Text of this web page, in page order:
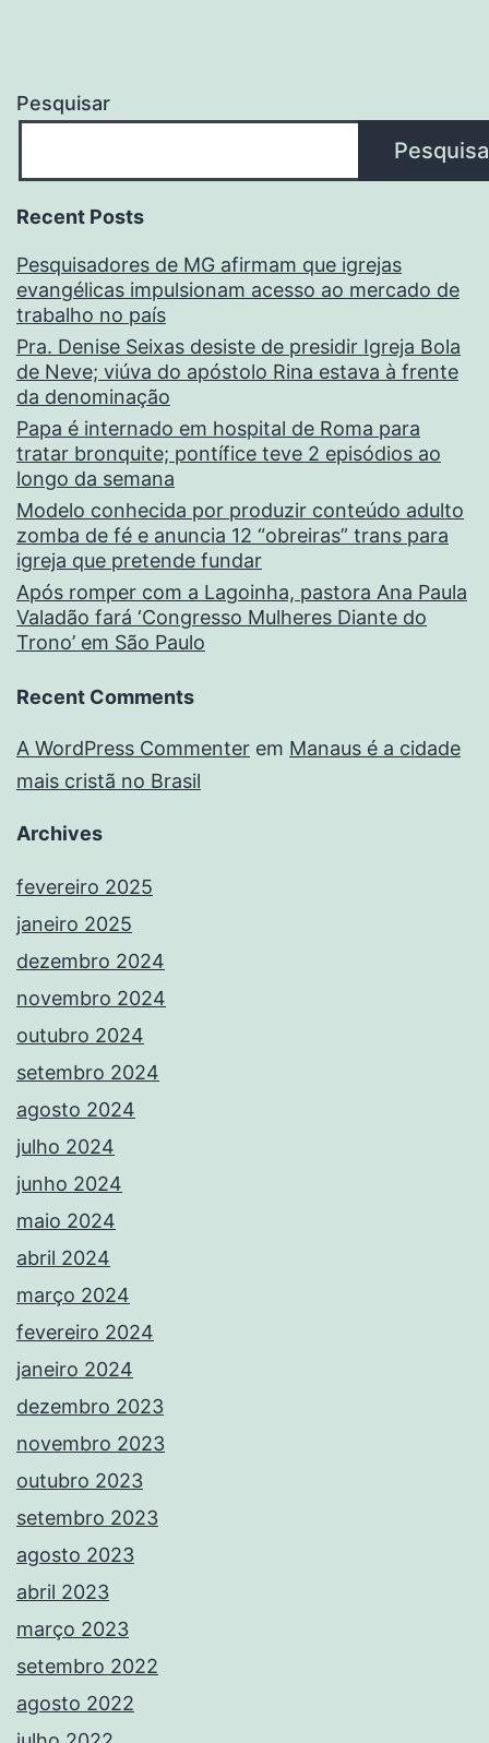
Pesquisar
Recent Posts
Pesquisadores de MG afirmam que igrejas
evangélicas impulsionam acesso ao mercado de
trabalho no país
Pra. Denise Seixas desiste de presidir Igreja Bola
de Neve; viúva do apóstolo Rina estava à frente
da denominação
Papa é internado em hospital de Roma para
tratar bronquite; pontífice teve 2 episódios ao
longo da semana
Modelo conhecida por produzir conteúdo adulto
zomba de fé e anuncia 12 “obreiras” trans para
igreja que pretende fundar
Após romper com a Lagoinha, pastora Ana Paula
Valadão fará ‘Congresso Mulheres Diante do
Trono’ em São Paulo
Recent Comments
A WordPress Commenter em Manaus é a cidade
mais cristã no Brasil
Archives
fevereiro 2025
janeiro 2025
dezembro 2024
novembro 2024
outubro 2024
setembro 2024
agosto 2024
julho 2024
junho 2024
maio 2024
abril 2024
março 2024
fevereiro 2024
janeiro 2024
dezembro 2023
novembro 2023
outubro 2023
setembro 2023
agosto 2023
abril 2023
março 2023
setembro 2022
agosto 2022